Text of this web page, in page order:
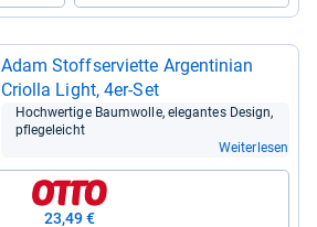
Adam Stoffs­er­vi­ette Argen­ti­nian
Criolla Light, 4er-​Set
Hoch­wer­tige Baum­wolle, ele­gan­tes Design,
pfle­ge­leicht
Weiterlesen
23,49 €